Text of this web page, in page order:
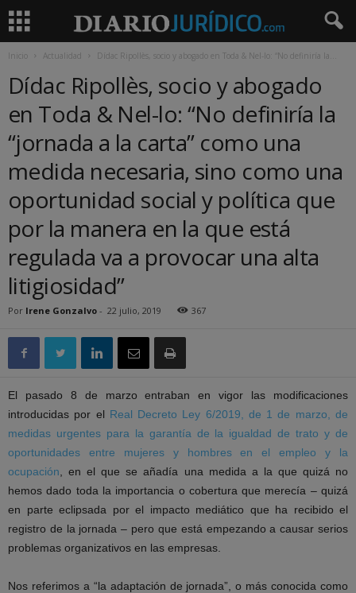
Inicio Actualidad Dídac Ripollès, socio y abogado en Toda & Nel-lo: “No definiría la...
Dídac Ripollès, socio y abogado
en Toda & Nel-lo: “No definiría la
“jornada a la carta” como una
medida necesaria, sino como una
oportunidad social y política que
por la manera en la que está
regulada va a provocar una alta
litigiosidad”
Por Irene Gonzalvo - 22 julio, 2019 367
El pasado 8 de marzo entraban en vigor las modificaciones
introducidas por el Real Decreto Ley 6/2019, de 1 de marzo, de
medidas urgentes para la garantía de la igualdad de trato y de
oportunidades entre mujeres y hombres en el empleo y la
ocupación , en el que se añadía una medida a la que quizá no
hemos dado toda la importancia o cobertura que merecía – quizá
en parte eclipsada por el impacto mediático que ha recibido el
registro de la jornada – pero que está empezando a causar serios
problemas organizativos en las empresas.
Nos referimos a “la adaptación de jornada”, o más conocida como